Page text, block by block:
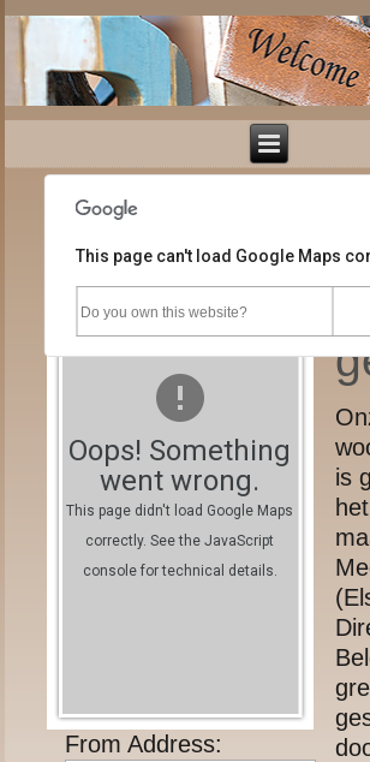
Oops! Something
went wrong.
This page didn't load Google Maps
correctly. See the JavaScript
console for technical details.
This page can't load Google Maps
Do you own this website?
From Address:
is